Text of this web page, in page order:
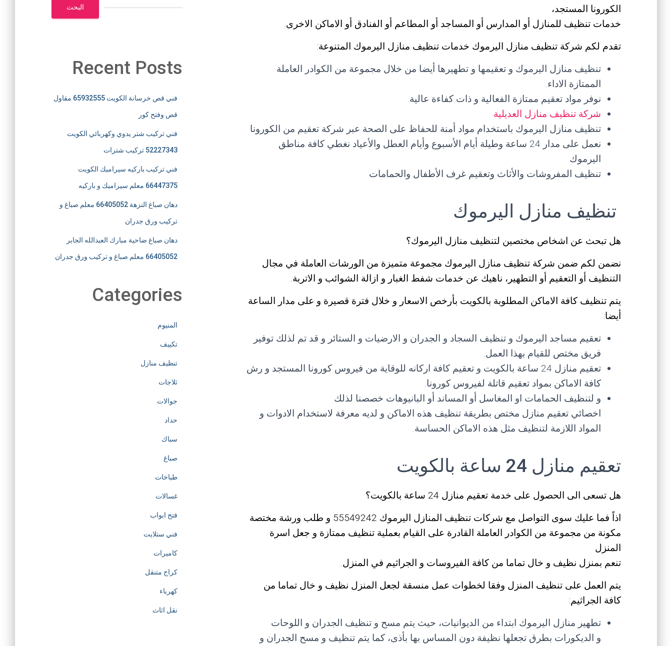
الكورونا المستجد،
خدمات تنظيف للمنازل أو المدارس أو المساجد أو المطاعم أو الفنادق أو الاماكن الاخرى.
تقدم لكم شركة تنظيف منازل اليرموك خدمات تنظيف منازل اليرموك المتنوعة:
تنظيف منازل اليرموك و تعقيمها و تطهيرها أيضا من خلال مجموعة من الكوادر العاملة
الممتازة الاداء.
نوفر مواد تعقيم ممتازة الفعالية و ذات كفاءة عالية.
شركة تنظيف منازل العديلية
تنظيف منازل اليرموك باستخدام مواد أمنة للحفاظ على الصحة عبر شركة تعقيم من الكورونا
نعمل على مدار 24 ساعة وطيلة أيام الأسبوع وأيام العطل والأعياد نغطي كافة مناطق
اليرموك
تنظيف المفروشات والأثاث وتعقيم غرف الأطفال والحمامات
تنظيف منازل اليرموك
هل تبحث عن اشخاص مختصين لتنظيف منازل اليرموك؟
نضمن لكم ضمن شركة تنظيف منازل اليرموك مجموعة متميزة من الورشات العاملة في مجال
التنظيف أو التعقيم أو التطهير، ناهيك عن خدمات شفط الغبار و ازالة الشوائب و الاتربة.
يتم تنظيف كافة الاماكن المطلوبة بالكويت بأرخص الاسعار و خلال فترة قصيرة و على مدار الساعة
أيضا:
تعقيم مساجد اليرموك و تنظيف السجاد و الجدران و الارضيات و الستائر و قد تم لذلك توفير
فريق مختص للقيام بهذا العمل.
تعقيم منازل 24 ساعة بالكويت و تعقيم كافة اركانه للوقاية من فيروس كورونا المستجد و رش
كافة الاماكن بمواد تعقيم قاتلة لفيروس كورونا.
و لتنظيف الحمامات او المغاسل أو المساند أو البانيوهات خصصنا لذلك
اخصائي تعقيم منازل مختص بطريقة تنظيف هذه الاماكن و لديه معرفة لاستخدام الادوات و
المواد اللازمة لتنظيف مثل هذه الاماكن الحساسة.
تعقيم منازل 24 ساعة بالكويت
هل تسعى الى الحصول على خدمة تعقيم منازل 24 ساعة بالكويت؟
اذاً فما عليك سوى التواصل مع شركات تنظيف المنازل اليرموك 55549242 و طلب ورشة مختصة
مكونة من مجموعة من الكوادر العاملة القادرة على القيام بعملية تنظيف ممتازة و جعل اسرة
المنزل
تنعم بمنزل نظيف و خال تماما من كافة الفيروسات و الجراثيم في المنزل.
يتم العمل على تنظيف المنزل وفقا لخطوات عمل منسقة لجعل المنزل نظيف و خال تماما من
كافة الجراثيم:
تطهير منازل اليرموك ابتداء من الديوانيات، حيث يتم مسح و تنظيف الجدران و اللوحات
و الديكورات بطرق تجعلها نظيفة دون المساس بها بأذى، كما يتم تنظيف و مسح الجدران و
البحث
Recent Posts
فني قص خرسانة الكويت 65932555 مقاول
قص وفتح كور
فني تركيب شتر يدوي وكهربائي الكويت
52227343 تركيب شترات
فني تركيب باركيه سيراميك الكويت
66447375 معلم سيراميك و باركيه
دهان صباغ النزهة 66405052 معلم صباغ و
تركيب ورق جدران
دهان صباغ ضاحية مبارك العبدالله الجابر
66405052 معلم صباغ و تركيب ورق جدران
Categories
المنيوم
تكييف
تنظيف منازل
ثلاجات
جوالات
حداد
سباك
صباغ
طباخات
غسالات
فتح ابواب
فني ستلايت
كاميرات
كراج متنقل
كهرباء
نقل اثاث